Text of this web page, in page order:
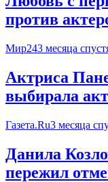
против
Мир243 месяца
Актриса
выбирала
Газета.Ru3 месяца
Данила
пережил